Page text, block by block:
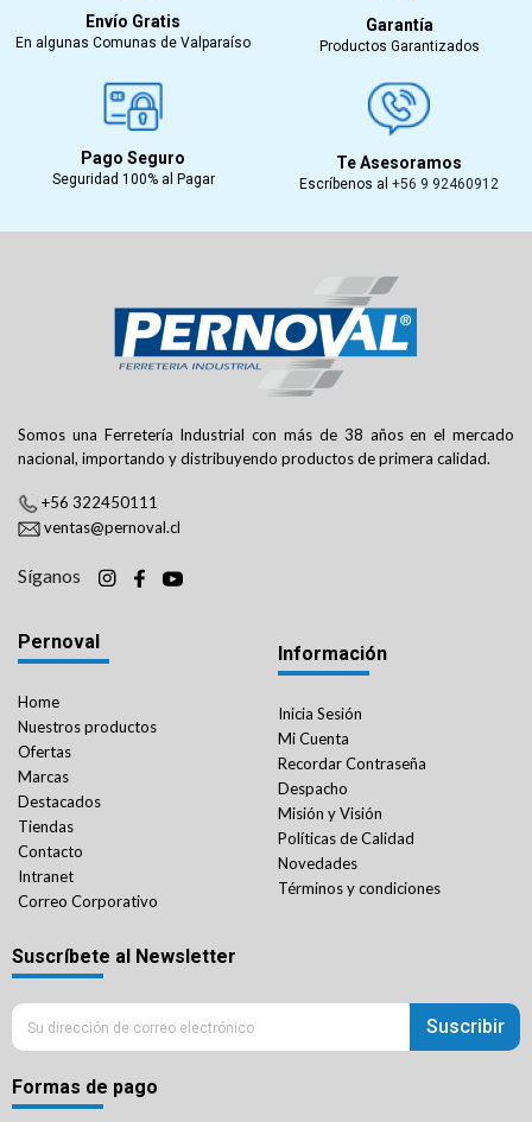
Envío Gratis
En algunas Comunas de Valparaíso
Garantía
Productos Garantizados
Pago Seguro
Seguridad 100% al Pagar
Te Asesoramos
Escríbenos al +56 9 92460912
Somos una Ferretería Industrial con más de 38 años en el mercado
nacional, importando y distribuyendo productos de primera calidad.
+56 322450111
ventas@pernoval.cl
Síganos
Pernoval
Home
Nuestros productos
Ofertas
Marcas
Destacados
Tiendas
Contacto
Intranet
Correo Corporativo
Información
Inicia Sesión
Mi Cuenta
Recordar Contraseña
Despacho
Misión y Visión
Políticas de Calidad
Novedades
Términos y condiciones
Suscríbete al Newsletter
Suscribir
Formas de pago